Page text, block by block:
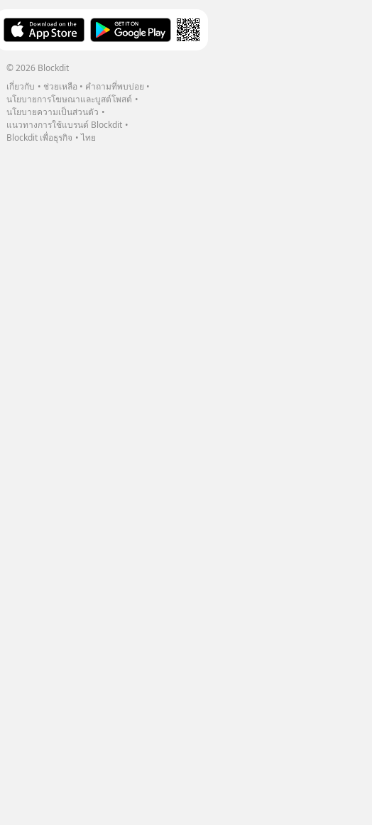
© 2026 Blockdit
เกี่ยวกับ
ช่วยเหลือ
คำถามที่พบบ่อย
นโยบายการโฆษณาและบูสต์โพสต์
นโยบายความเป็นส่วนตัว
แนวทางการใช้แบรนด์ Blockdit
Blockdit เพื่อธุรกิจ
ไทย